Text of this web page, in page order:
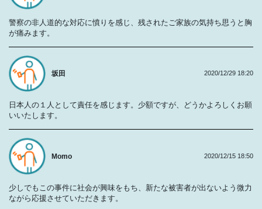
警察の非人道的な対応に憤りを感じ、残されたご家族の気持ち思うと胸
が痛みます。
坂田
日本人の１人として責任を感じます。少額ですが、どうかよろしくお願
いいたします。
2020/12/29 18:20
Momo
少しでもこの事件に社会が興味をもち、新たな被害者が出ないよう微力
ながら応援させていただきます。
2020/12/15 18:50